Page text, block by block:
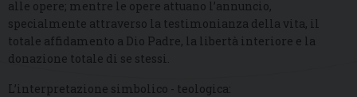
alle opere; mentre le opere attuano l’annuncio,
specialmente attraverso la testimonianza della vita, il
totale affidamento a Dio Padre, la libertà interiore e la
donazione totale di se stessi.
L’interpretazione simbolico - teologica: